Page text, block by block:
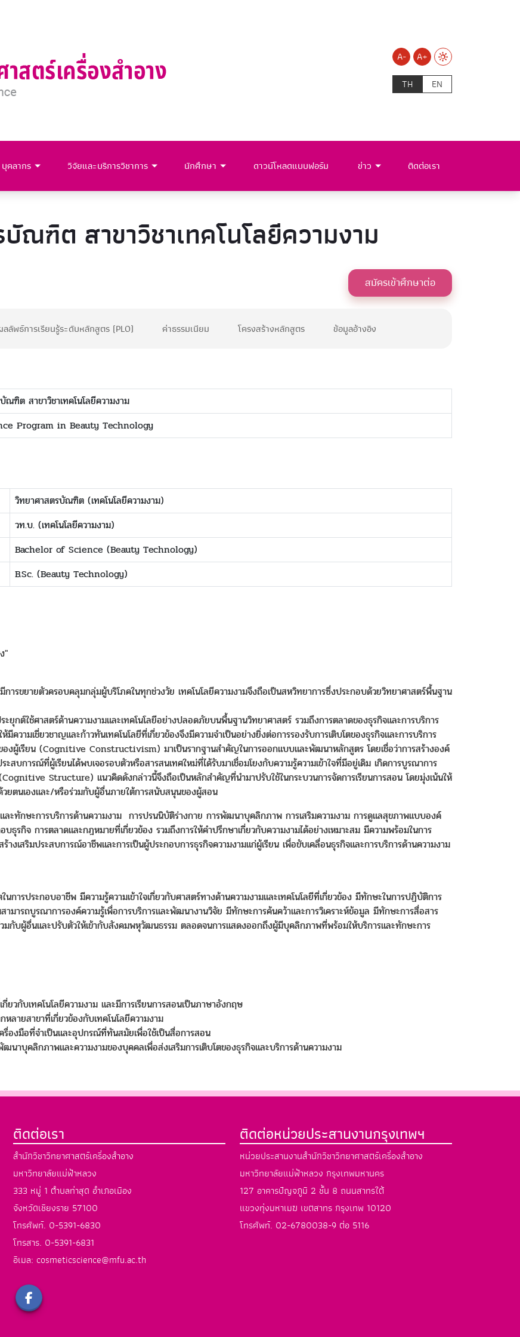
A-
A+
TH
EN
บุคลากร วิจัยและบริการวิชาการ นักศึกษา ดาวน์โหลดแบบฟอร์ม ข่าว ติดต่อเรา
ณฑิต สาขาวิชาเทคโนโลยีความงาม
สมัครเข้าศึกษาต่อ
ลลัพธ์การเรียนรู้ระดับหลักสูตร (PLO) ค่าธรรมเนียม โครงสร้างหลักสูตร ข้อมูลอ้างอิง
ฑิต สาขาวิชาเทคโนโลยีความงาม
Program in Beauty Technology
วิทยาศาสตรบัณฑิต (เทคโนโลยีความงาม)
วท.บ. (เทคโนโลยีความงาม)
Bachelor of Science (Beauty Technology)
B.Sc. (Beauty Technology)
"
การขยายตัวครอบคลุมกลุ่มผู้บริโภคในทุกช่วงวัย เทคโนโลยีความงามจึงถือเป็นสหวิทยาการซึ่งประกอบด้วยวิทยาศาสตร์พื้นฐาน
ะยุกต์ใช้ศาสตร์ด้านความงามและเทคโนโลยีอย่างปลอดภัยบนพื้นฐานวิทยาศาสตร์ รวมถึงการตลาดของธุรกิจและการบริการ
ความเชี่ยวชาญและก้าวทันเทคโนโลยีที่เกี่ยวข้องจึงมีความจำเป็นอย่างยิ่งต่อการรองรับการเติบโตของธุรกิจและการบริการ
องผู้เรียน (Cognitive Constructivism) มาเป็นรากฐานสำคัญในการออกแบบและพัฒนาหลักสูตร โดยเชื่อว่าการสร้างองค์
ะสบการณ์ที่ผู้เรียนได้พบเจอรอบตัวหรือสารสนเทศใหม่ที่ได้รับมาเชื่อมโยงกับความรู้ความเข้าใจที่มีอยู่เดิม เกิดการบูรณาการ
Structure) แนวคิดดังกล่าวนี้จึงถือเป็นหลักสำคัญที่นำมาปรับใช้ในกระบวนการจัดการเรียนการสอน โดยมุ่งเน้นให้
ตนเองและ/หรือร่วมกับผู้อื่นภายใต้การสนับสนุนของผู้สอน
ะทักษะการบริการด้านความงาม การปรนนิบัติร่างกาย การพัฒนาบุคลิกภาพ การเสริมความงาม การดูแลสุขภาพแบบองค์
ธุรกิจ การตลาดและกฎหมายที่เกี่ยวข้อง รวมถึงการให้คำปรึกษาเกี่ยวกับความงามได้อย่างเหมาะสม มีความพร้อมในการ
งเสริมประสบการณ์อาชีพและการเป็นผู้ประกอบการธุรกิจความงามแก่ผู้เรียน เพื่อขับเคลื่อนธุรกิจและการบริการด้านความงาม
ารประกอบอาชีพ มีความรู้ความเข้าใจเกี่ยวกับศาสตร์ทางด้านความงามและเทคโนโลยีที่เกี่ยวข้อง มีทักษะในการปฏิบัติการ
ารถบูรณาการองค์ความรู้เพื่อการบริการและพัฒนางานวิจัย มีทักษะการค้นคว้าและการวิเคราะห์ข้อมูล มีทักษะการสื่อสาร
วมกับผู้อื่นและปรับตัวให้เข้ากับสังคมพหุวัฒนธรรม ตลอดจนการแสดงออกถึงผู้มีบุคลิกภาพที่พร้อมให้บริการและทักษะการ
วกับเทคโนโลยีความงาม และมีการเรียนการสอนเป็นภาษาอังกฤษ
ลายสาขาที่เกี่ยวข้องกับเทคโนโลยีความงาม
องมือที่จำเป็นและอุปกรณ์ที่ทันสมัยเพื่อใช้เป็นสื่อการสอน
าบุคลิกภาพและความงามของบุคคลเพื่อส่งเสริมการเติบโตของธุรกิจและบริการด้านความงาม
ติดต่อเรา
สำนักวิชาวิทยาศาสตร์เครื่องสำอาง
มหาวิทยาลัยแม่ฟ้าหลวง
333 หมู่ 1 ตำบลท่าสุด อำเภอเมือง
จังหวัดเชียงราย 57100
โทรศัพท์. 0-5391-6830
โทรสาร. 0-5391-6831
อีเมล: cosmeticscience@mfu.ac.th
ติดต่อหน่วยประสานงานกรุงเทพฯ
หน่วยประสานงานสำนักวิชาวิทยาศาสตร์เครื่องสำอาง
มหาวิทยาลัยแม่ฟ้าหลวง กรุงเทพมหานคร
127 อาคารปัญจภูมิ 2 ชั้น 8 ถนนสาทรใต้
แขวงทุ่งมหาเมฆ เขตสาทร กรุงเทพ 10120
โทรศัพท์. 02-6780038-9 ต่อ 5116